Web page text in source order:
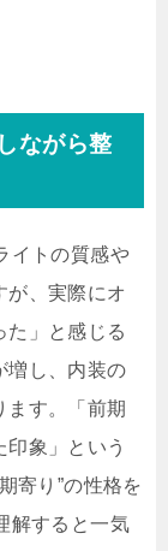
ながら整
イトの質感や
が、実際にオ
た」と感じる
増し、内装の
ます。「前期
象」という
寄り”の性格を
解すると一気